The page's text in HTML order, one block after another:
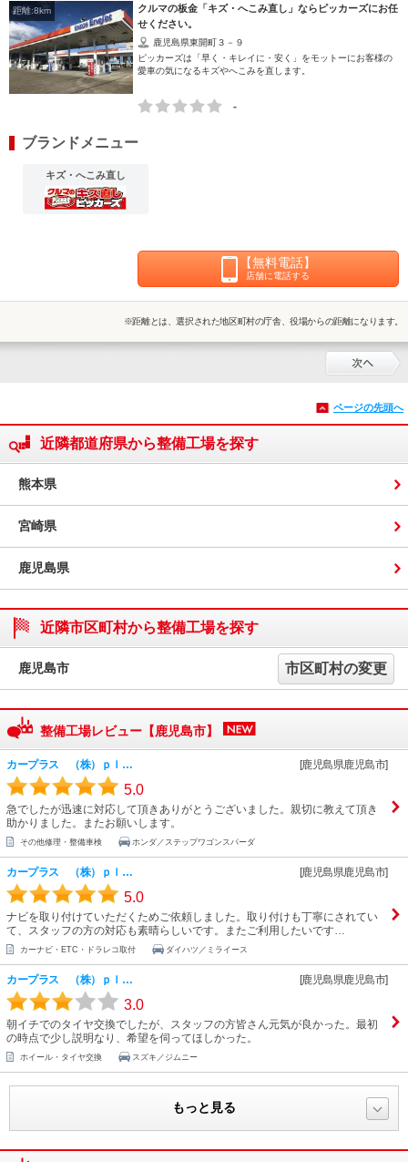
距離:8km
クルマの板金「キズ・へこみ直し」ならピッカーズにお任
せください。
鹿児島県東開町３－９
ピッカーズは「早く・キレイに・安く」をモットーにお客様の
愛車の気になるキズやへこみを直します。
-
ブランドメニュー
キズ・へこみ直し
【無料電話】
店舗に電話する
※距離とは、選択された地区町村の庁舎、役場からの距離になります。
ページの先頭へ
近隣都道府県から整備工場を探す
熊本県
宮崎県
鹿児島県
近隣市区町村から整備工場を探す
鹿児島市 市区町村の変更
整備工場レビュー【鹿児島市】
カープラス （株）ｐｌ… [鹿児島県鹿児島市]
5.0
急でしたが迅速に対応して頂きありがとうございました。親切に教えて頂き
助かりました。またお願いします。
その他修理・整備車検 ホンダ／ステップワゴンスパーダ
カープラス （株）ｐｌ… [鹿児島県鹿児島市]
5.0
ナビを取り付けていただくためご依頼しました。取り付けも丁寧にされてい
て、スタッフの方の対応も素晴らしいです。またご利用したいです…
カーナビ・ETC・ドラレコ取付 ダイハツ／ミライース
カープラス （株）ｐｌ… [鹿児島県鹿児島市]
3.0
朝イチでのタイヤ交換でしたが、スタッフの方皆さん元気が良かった。最初
の時点で少し説明なり、希望を伺ってほしかった。
ホイール・タイヤ交換 スズキ／ジムニー
もっと見る